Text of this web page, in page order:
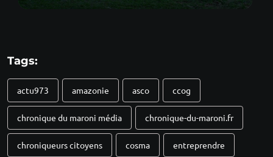
Tags:
actu973 amazonie asco ccog
chronique du maroni média chronique-du-maroni.fr
chroniqueurs citoyens cosma entreprendre